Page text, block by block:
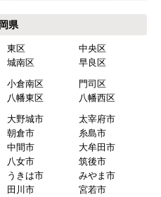
県
東区
中央区
城南区
早良区
小倉南区
門司区
八幡東区
八幡西区
大野城市
太宰府市
朝倉市
糸島市
中間市
大牟田市
八女市
筑後市
うきは市
みやま市
田川市
宮若市